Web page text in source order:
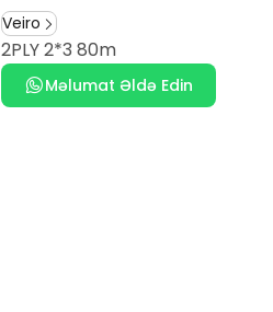
Veiro
2PLY 2*3 80m
Məlumat Əldə Edin